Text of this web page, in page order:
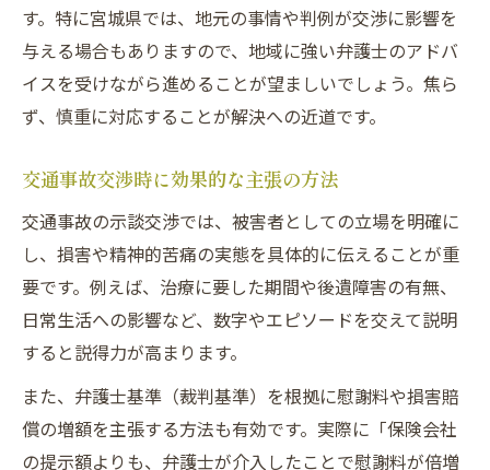
す。特に宮城県では、地元の事情や判例が交渉に影響を
与える場合もありますので、地域に強い弁護士のアドバ
イスを受けながら進めることが望ましいでしょう。焦ら
ず、慎重に対応することが解決への近道です。
交通事故交渉時に効果的な主張の方法
交通事故の示談交渉では、被害者としての立場を明確に
し、損害や精神的苦痛の実態を具体的に伝えることが重
要です。例えば、治療に要した期間や後遺障害の有無、
日常生活への影響など、数字やエピソードを交えて説明
すると説得力が高まります。
また、弁護士基準（裁判基準）を根拠に慰謝料や損害賠
償の増額を主張する方法も有効です。実際に「保険会社
の提示額よりも、弁護士が介入したことで慰謝料が倍増